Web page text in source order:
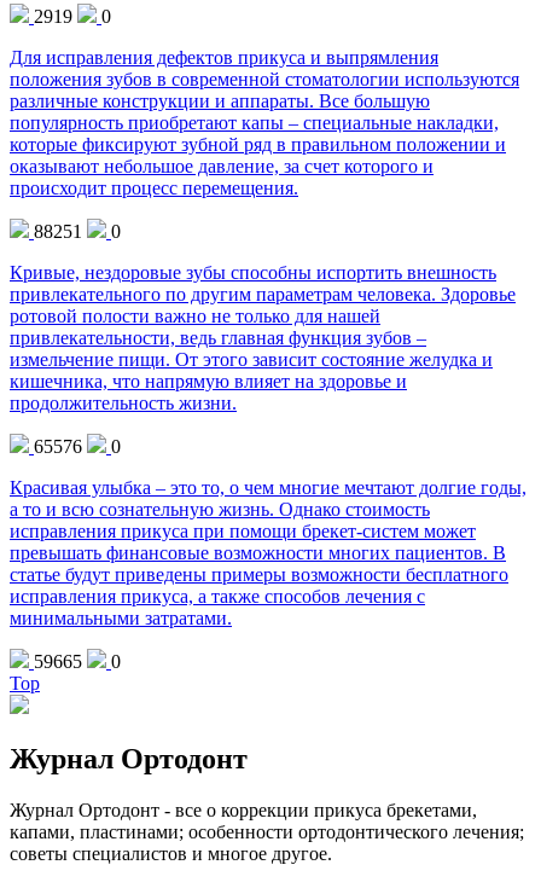
2919
0
Для исправления дефектов прикуса и выпрямления
положения зубов в современной стоматологии используются
различные конструкции и аппараты. Все большую
популярность приобретают капы – специальные накладки,
которые фиксируют зубной ряд в правильном положении и
оказывают небольшое давление, за счет которого и
происходит процесс перемещения.
88251
0
Кривые, нездоровые зубы способны испортить внешность
привлекательного по другим параметрам человека. Здоровье
ротовой полости важно не только для нашей
привлекательности, ведь главная функция зубов –
измельчение пищи. От этого зависит состояние желудка и
кишечника, что напрямую влияет на здоровье и
продолжительность жизни.
65576
0
Красивая улыбка – это то, о чем многие мечтают долгие годы,
а то и всю сознательную жизнь. Однако стоимость
исправления прикуса при помощи брекет-систем может
превышать финансовые возможности многих пациентов. В
статье будут приведены примеры возможности бесплатного
исправления прикуса, а также способов лечения с
минимальными затратами.
59665
0
Top
Журнал Ортодонт
Журнал Ортодонт - все о коррекции прикуса брекетами,
капами, пластинами; особенности ортодонтического лечения;
советы специалистов и многое другое.